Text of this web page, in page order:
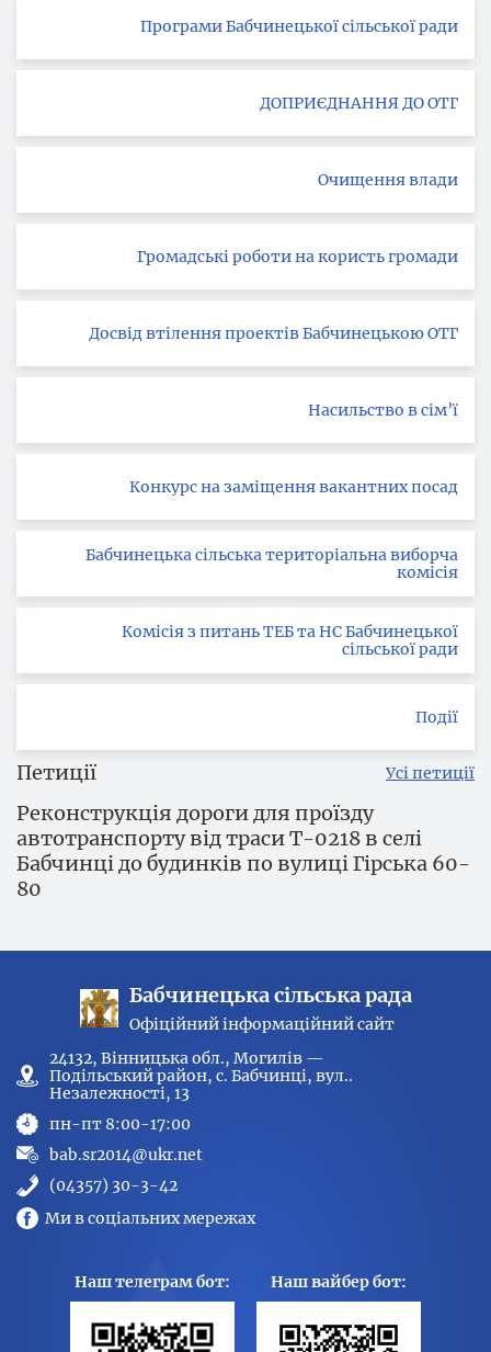
Програми Бабчинецької сільської ради
ДОПРИЄДНАННЯ ДО ОТГ
Очищення влади
Громадські роботи на користь громади
Досвід втілення проектів Бабчинецькою ОТГ
Насильство в сім’ї
Конкурс на заміщення вакантних посад
Бабчинецька сільська територіальна виборча
комісія
Комісія з питань ТЕБ та НС Бабчинецької
сільської ради
Події
Петиції Усі петиції
Реконструкція дороги для проїзду
автотранспорту від траси Т-0218 в селі
Бабчинці до будинків по вулиці Гірська 60-
80
Бабчинецька сільська рада
Офіційний інформаційний сайт
24132, Вінницька обл., Могилів —
Подільський район, с. Бабчинці, вул..
Незалежності, 13
пн-пт 8:00-17:00
bab.sr2014@ukr.net
(04357) 30-3-42
Ми в соціальних мережах
Наш телеграм бот: Наш вайбер бот: